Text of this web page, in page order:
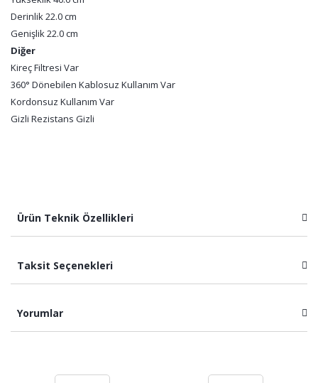
Derinlik 22.0 cm
Genişlik 22.0 cm
Diğer
Kireç Filtresi Var
360° Dönebilen Kablosuz Kullanım Var
Kordonsuz Kullanım Var
Gizli Rezistans Gizli
Ürün Teknik Özellikleri
Taksit Seçenekleri
Yorumlar